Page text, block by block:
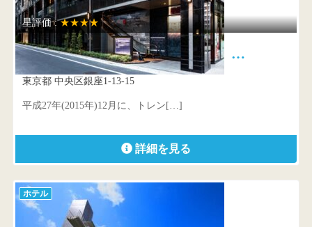
星評価 :★★★★
ダイワロイネットホテル銀座 …
東京都 中央区銀座1-13-15
平成27年(2015年)12月に、トレン[…]
詳細を見る
ホテル